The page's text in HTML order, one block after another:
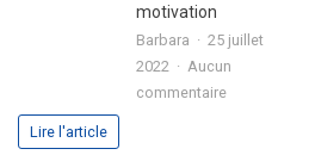
motivation
Barbara
25 juillet
2022
Aucun
commentairesur
Lire l'article